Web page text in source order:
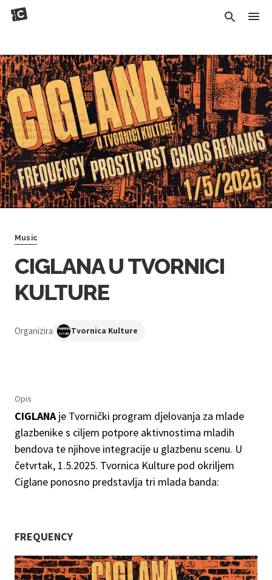
Music
CIGLANA U TVORNICI
KULTURE
Organizira Tvornica Kulture
Opis
CIGLANAje Tvornički program djelovanja za mlade
glazbenike s ciljem potpore aktivnostima mladih
bendova te njihove integracije u glazbenu scenu. U
četvrtak, 1.5.2025. Tvornica Kulture pod okriljem
Ciglane ponosno predstavlja tri mlada banda:
FREQUENCY